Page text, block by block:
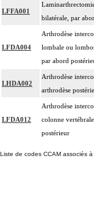
LFFA001
bilatérale, par
LFDA004
Arthrodèse
lombale ou
par abord
LHDA002
Arthrodèse
arthrodèse
LFDA012
Arthrodèse
colonne
postérieur
Liste de codes CCAM associés